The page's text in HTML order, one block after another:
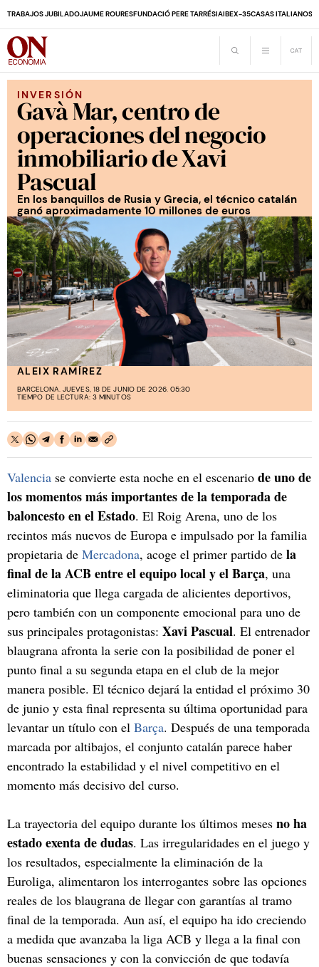
TRABAJOS JUBILADOJAUME ROURESFUNDACIÓ PERE TARRÉSIAIBEX-35CASAS ITALIANOS
INVERSIÓN
Gavà Mar, centro de
operaciones del negocio
inmobiliario de Xavi
Pascual
En los banquillos de Rusia y Grecia, el técnico catalán
ganó aproximadamente 10 millones de euros
ALEIX RAMÍREZ
BARCELONA. JUEVES, 18 DE JUNIO DE 2026. 05:30
TIEMPO DE LECTURA: 3 MINUTOS
Valencia se convierte esta noche en el escenario de uno de
los momentos más importantes de la temporada de
baloncesto en el Estado. El Roig Arena, uno de los
recintos más nuevos de Europa e impulsado por la familia
propietaria de Mercadona, acoge el primer partido de la
final de la ACB entre el equipo local y el Barça, una
eliminatoria que llega cargada de alicientes deportivos,
pero también con un componente emocional para uno de
sus principales protagonistas: Xavi Pascual. El entrenador
blaugrana afronta la serie con la posibilidad de poner el
punto final a su segunda etapa en el club de la mejor
manera posible. El técnico dejará la entidad el próximo 30
de junio y esta final representa su última oportunidad para
levantar un título con el Barça. Después de una temporada
marcada por altibajos, el conjunto catalán parece haber
encontrado la estabilidad y el nivel competitivo en el
momento más decisivo del curso.
La trayectoria del equipo durante los últimos meses no ha
estado exenta de dudas. Las irregularidades en el juego y
los resultados, especialmente la eliminación de la
Euroliga, alimentaron los interrogantes sobre las opciones
reales de los blaugrana de llegar con garantías al tramo
final de la temporada. Aun así, el equipo ha ido creciendo
a medida que avanzaba la liga ACB y llega a la final con
buenas sensaciones y con la convicción de que todavía